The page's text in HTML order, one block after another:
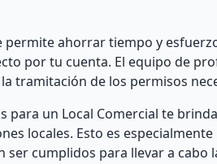
permite ahorrar tiempo y
por tu cuenta. El equipo de
tramitación de los permisos
para un Local Comercial te
locales. Esto es
ser cumplidos para llevar a cabo